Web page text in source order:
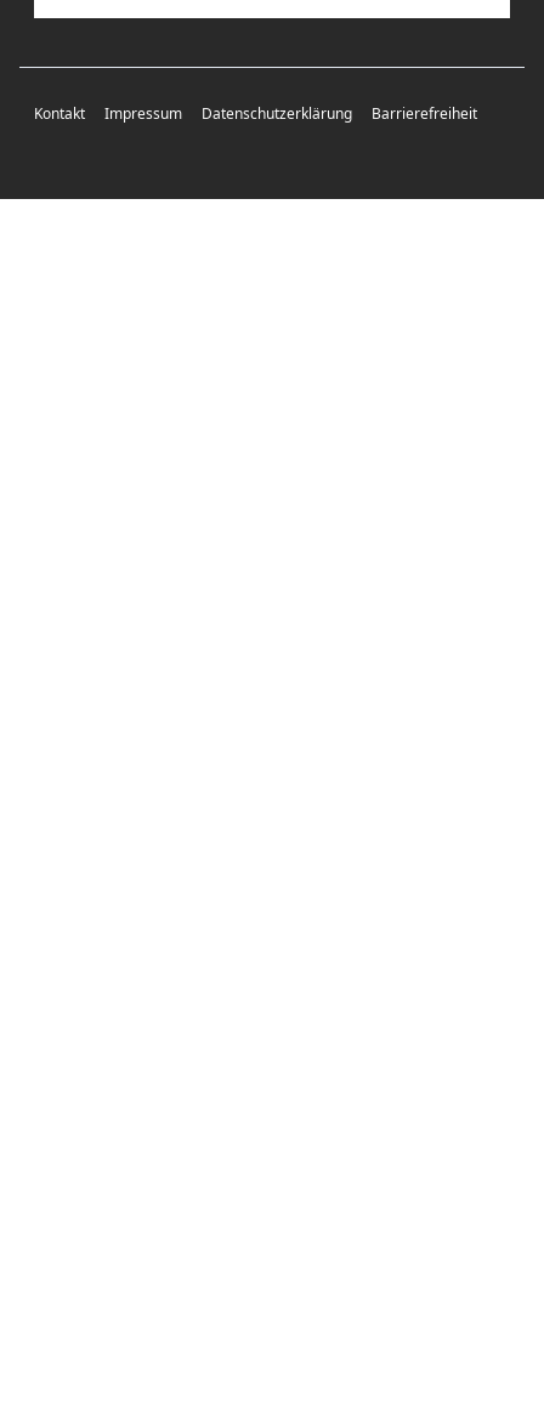
Kontakt Impressum Datenschutzerklärung Barrierefreiheit